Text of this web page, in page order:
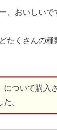
、おいしいで
たくさんの種
について購入
。